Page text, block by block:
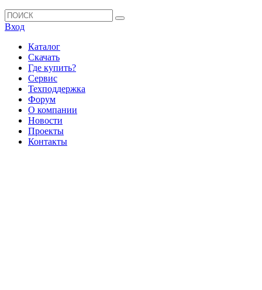
Вход
Каталог
Скачать
Где купить?
Сервис
Техподдержка
Форум
О компании
Новости
Проекты
Контакты